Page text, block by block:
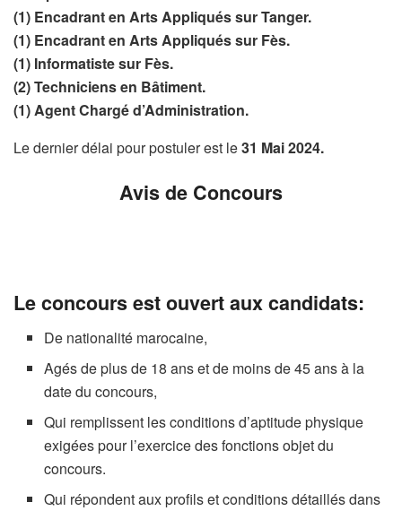
(1) Encadrant en Arts Appliqués sur Tanger.
(1) Encadrant en Arts Appliqués sur Fès.
(1) Informatiste sur Fès.
(2) Techniciens en Bâtiment.
(1) Agent Chargé d’Administration.
Le dernier délai pour postuler est le31 Mai 2024.
Avis de Concours
Le concours est ouvert aux candidats:
De nationalité marocaine,
Agés de plus de 18 ans et de moins de 45 ans à la
date du concours,
Qui remplissent les conditions d’aptitude physique
exigées pour l’exercice des fonctions objet du
concours.
Qui répondent aux profils et conditions détaillés dans